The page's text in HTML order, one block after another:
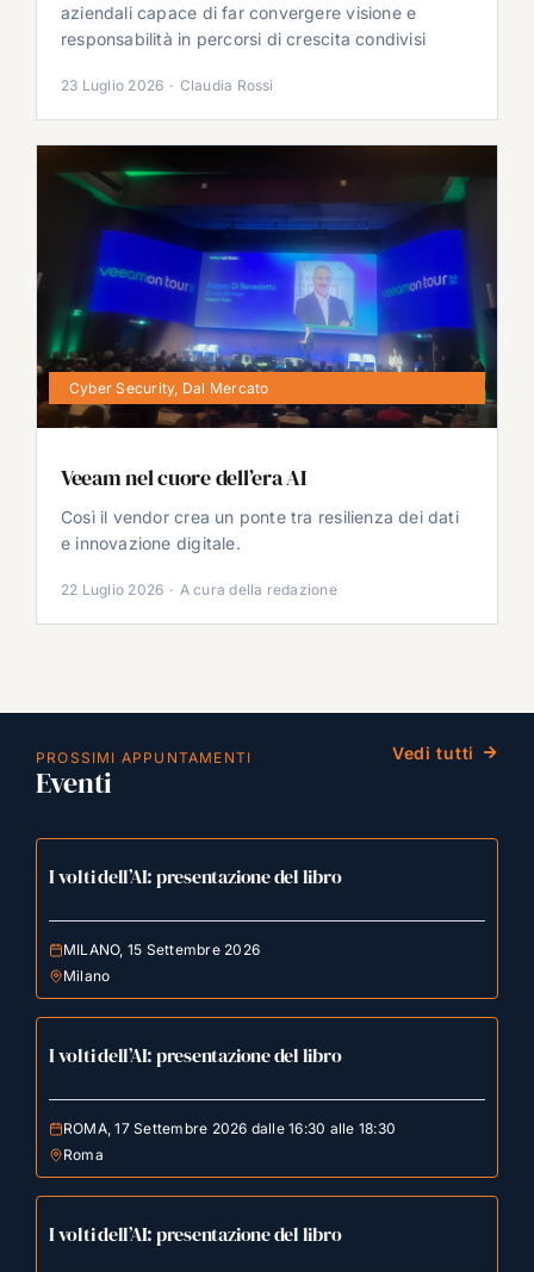
aziendali capace di far convergere visione e
responsabilità in percorsi di crescita condivisi
23 Luglio 2026 · Claudia Rossi
Cyber Security, Dal Mercato
Veeam nel cuore dell’era AI
Così il vendor crea un ponte tra resilienza dei dati
e innovazione digitale.
22 Luglio 2026 · A cura della redazione
PROSSIMI APPUNTAMENTI
Eventi
Vedi tutti
I volti dell’AI: presentazione del libro
MILANO, 15 Settembre 2026
Milano
I volti dell’AI: presentazione del libro
ROMA, 17 Settembre 2026 dalle 16:30 alle 18:30
Roma
I volti dell’AI: presentazione del libro